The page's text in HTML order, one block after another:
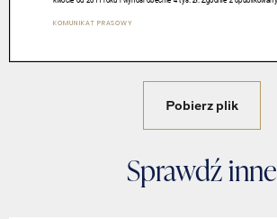
Pobierz plik
Sprawdź inne